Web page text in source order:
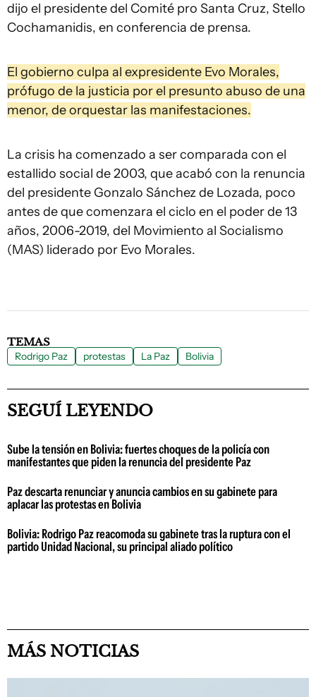
dijo el presidente del Comité pro Santa Cruz, Stello
Cochamanidis, en conferencia de prensa.
El gobierno culpa al expresidente Evo Morales,
prófugo de la justicia por el presunto abuso de una
menor, de orquestar las manifestaciones.
La crisis ha comenzado a ser comparada con el
estallido social de 2003, que acabó con la renuncia
del presidente Gonzalo Sánchez de Lozada, poco
antes de que comenzara el ciclo en el poder de 13
años, 2006-2019, del Movimiento al Socialismo
(MAS) liderado por Evo Morales.
TEMAS
Rodrigo Paz protestas La Paz Bolivia
SEGUÍ LEYENDO
Sube la tensión en Bolivia: fuertes choques de la policía con
manifestantes que piden la renuncia del presidente Paz
Paz descarta renunciar y anuncia cambios en su gabinete para
aplacar las protestas en Bolivia
Bolivia: Rodrigo Paz reacomoda su gabinete tras la ruptura con el
partido Unidad Nacional, su principal aliado político
MÁS NOTICIAS